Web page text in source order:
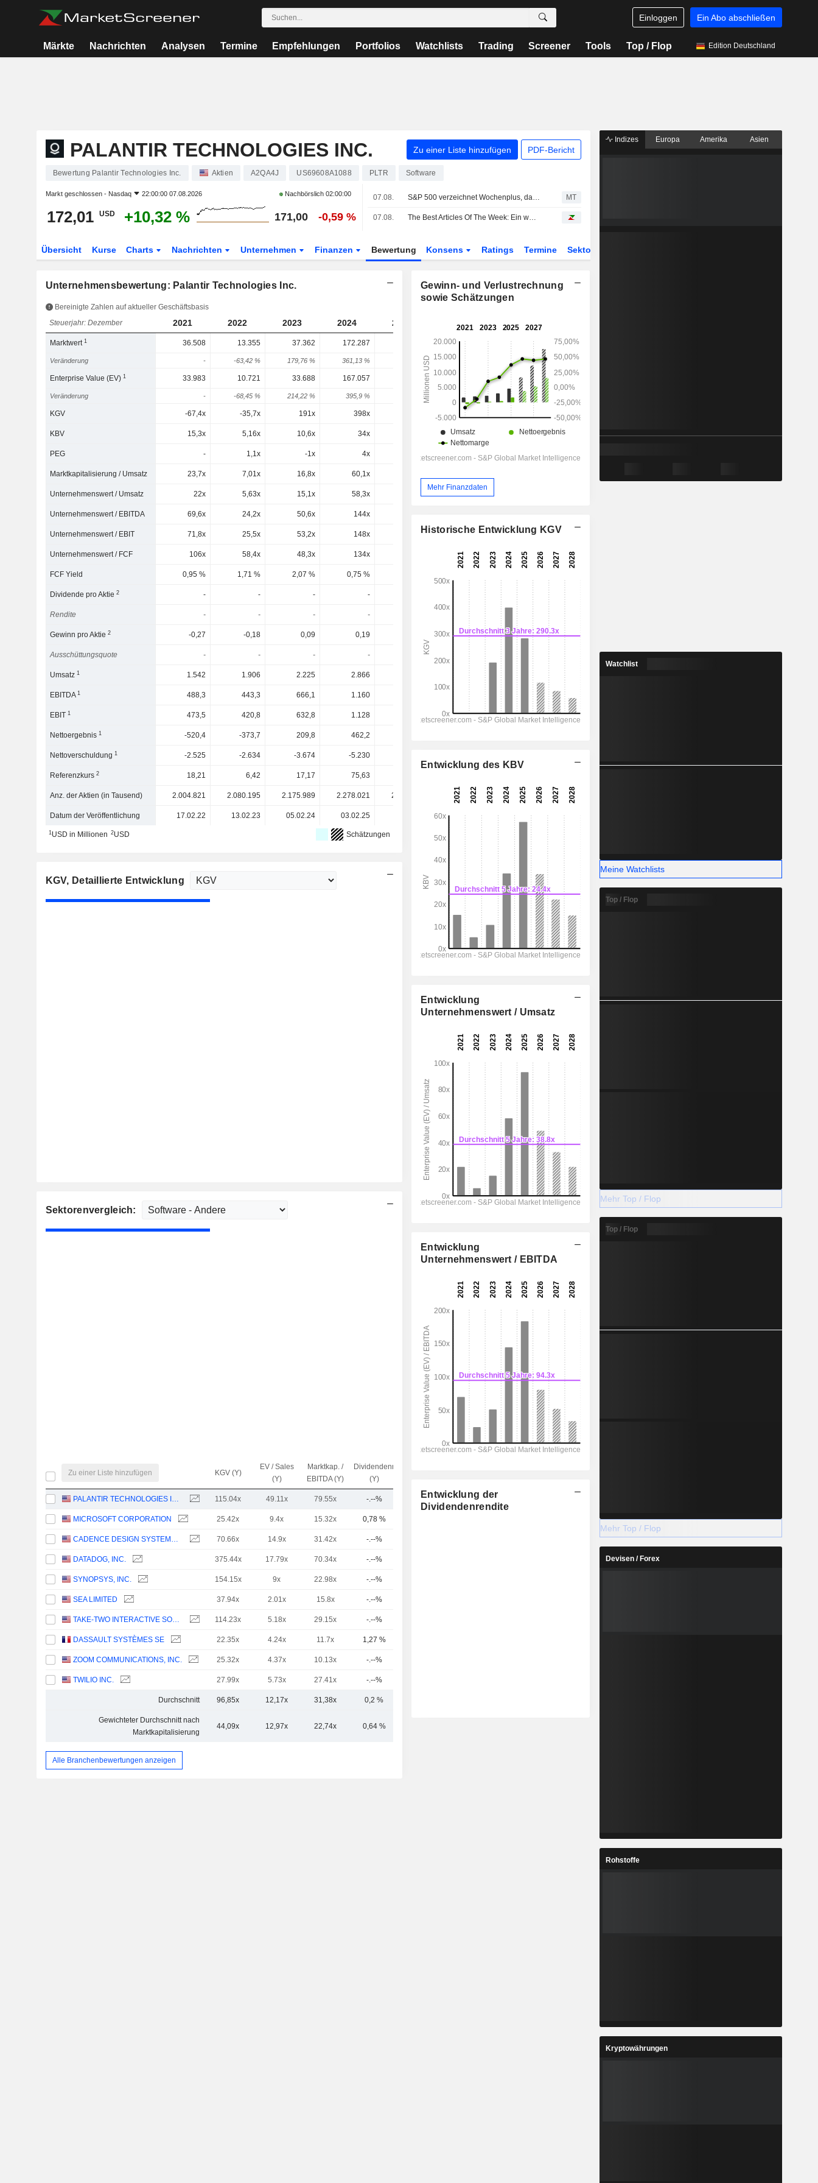
Einloggen Ein Abo abschließen
Märkte Nachrichten Analysen Termine Empfehlungen Portfolios Watchlists Trading Screener Tools Top / Flop Edition Deutschland
PALANTIR TECHNOLOGIES INC. Zu einer Liste hinzufügen PDF-Bericht
Bewertung Palantir Technologies Inc. Aktien A2QA4J US69608A1088 PLTR Software
Markt geschlossen - Nasdaq 22:00:00 07.08.2026 Nachbörslich 02:00:00
172,01 USD +10,32 % 171,00 -0,59 %
07.08. S&P 500 verzeichnet Wochenplus, da Tech-Giganten kräftig zulegen MT
07.08. The Best Articles Of The Week: Ein wenig Fußball, viel KI und eine Prise Verschwörungsdenken
Übersicht Kurse Charts Nachrichten Unternehmen Finanzen Bewertung Konsens Ratings Termine Sektor
Unternehmensbewertung: Palantir Technologies Inc.
Bereinigte Zahlen auf aktueller Geschäftsbasis
Steuerjahr: Dezember
2021 2022 2023 2024 2025 2026 2027
Marktwert1 36.508 13.355 37.362 172.287 413.350 -
Veränderung - -63,42 % 179,76 % 361,13 % 145,9 % -2,43 % -
Enterprise Value (EV)1 33.983 10.721 33.688 167.057 401.345 394.298 384.506
Veränderung - -68,45 % 214,22 % 395,9 % 149,3 % -3,63 % -1,76 %
KGV -67,4x -35,7x 191x 398x 115x 83,6x 56,9x
KBV 15,3x 5,16x 10,6x 34x 33,7x 22,2x
PEG - 1,1x -1x 4x 1x 2,2x
Marktkapitalisierung / Umsatz 23,7x 7,01x 16,8x 60,1x
Unternehmenswert / Umsatz 22x 5,63x 15,1x 58,3x 93,1x 49,1x
Unternehmenswert / EBITDA 69,6x 24,2x 50,6x 144x
Unternehmenswert / EBIT 71,8x 25,5x 53,2x 148x 185x 81,4x 53,7x
Unternehmenswert / FCF 106x 58,4x 48,3x 134x 86,8x 57,1x 39,3x
FCF Yield 0,95 % 1,71 % 2,07 % 0,75 %
Dividende pro Aktie2 - - - - -
Rendite - - - - -
Gewinn pro Aktie2 -0,27 -0,18 0,09 0,19 1,495 2,058 3,024
Ausschüttungsquote - - - - - -
Umsatz1 1.542 1.906 2.225 2.866 8.173 12.049
EBITDA1 488,3 443,3 666,1 1.160 5.045 7.587
EBIT1 473,5 420,8 632,8 1.128 4.930 7.342 10.945
Nettoergebnis1 -520,4 -373,7 209,8 462,2
Nettoverschuldung1 -2.525 -2.634 -3.674 -5.230
Referenzkurs2 18,21 6,42 17,17 75,63
Anz. der Aktien (in Tausend) 2.004.821 2.080.195 2.175.989 2.278.021 2.383.436 2.403.058
Datum der Veröffentlichung 17.02.22 13.02.23 05.02.24 03.02.25
1USD in Millionen 2USD Schätzungen
KGV, Detaillierte Entwicklung
Sektorenvergleich:
Zu einer Liste hinzufügen KGV (Y)
EV / Sales
(Y)
Marktkap. /
EBITDA (Y)
Dividendenrendite
(Y)
PALANTIR TECHNOLOGIES INC. 115.04x 49.11x 79.55x -.--% 413 Mrd.
MICROSOFT CORPORATION 25.42x 9.4x 15.32x 0,78 %
CADENCE DESIGN SYSTEMS, INC. 70.66x 14.9x 31.42x -.--%
DATADOG, INC. 375.44x 17.79x 70.34x -.--%
SYNOPSYS, INC. 154.15x 9x 22.98x -.--%
SEA LIMITED 37.94x 2.01x 15.8x -.--%
TAKE-TWO INTERACTIVE SOFTWARE, INC. 114.23x 5.18x 29.15x -.--%
DASSAULT SYSTÈMES SE 22.35x 4.24x 11.7x 1,27 %
ZOOM COMMUNICATIONS, INC. 25.32x 4.37x 10.13x -.--%
TWILIO INC. 27.99x 5.73x 27.41x -.--%
Durchschnitt 96,85x 12,17x 31,38x 0,2 %
Gewichteter Durchschnitt nach
Marktkapitalisierung
44,09x 12,97x 22,74x 0,64 %
Alle Branchenbewertungen anzeigen
Gewinn- und Verlustrechnung
sowie Schätzungen
Mehr Finanzdaten
Historische Entwicklung KGV
Entwicklung des KBV
Entwicklung
Unternehmenswert / Umsatz
Entwicklung
Unternehmenswert / EBITDA
Entwicklung der
Dividendenrendite
Indizes Europa Amerika Asien
Watchlist
Meine Watchlists
Top / Flop
Mehr Top / Flop
Top / Flop
Mehr Top / Flop
Devisen / Forex
Rohstoffe
Kryptowährungen